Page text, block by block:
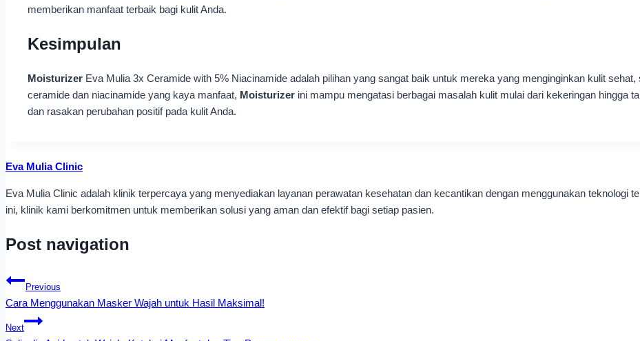
memberikan manfaat terbaik bagi kulit Anda.
Kesimpulan
Moisturizer Eva Mulia 3x Ceramide with 5% Niacinamide adalah pilihan yang sangat baik untuk mereka yang menginginkan kulit
ceramide dan niacinamide yang kaya manfaat, Moisturizer ini mampu mengatasi berbagai masalah kulit mulai dari kekeringan hingga
dan rasakan perubahan positif pada kulit Anda.
Eva Mulia Clinic
Eva Mulia Clinic adalah klinik terpercaya yang menyediakan layanan perawatan kesehatan dan kecantikan dengan menggunakan teknologi
ini, klinik kami berkomitmen untuk memberikan solusi yang aman dan efektif bagi setiap pasien.
Post navigation
Previous
Cara Menggunakan Masker Wajah untuk Hasil Maksimal!
Next